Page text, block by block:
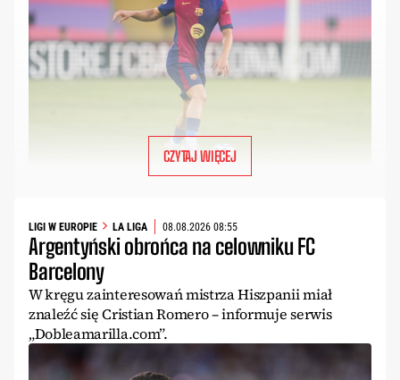
CZYTAJ WIĘCEJ
LIGI W EUROPIE LA LIGA 08.08.2026 08:55
Argentyński obrońca na celowniku FC
Barcelony
W kręgu zainteresowań mistrza Hiszpanii miał
znaleźć się Cristian Romero – informuje serwis
„Dobleamarilla.com”.